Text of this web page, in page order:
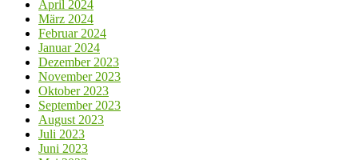
April 2024
März 2024
Februar 2024
Januar 2024
Dezember 2023
November 2023
Oktober 2023
September 2023
August 2023
Juli 2023
Juni 2023